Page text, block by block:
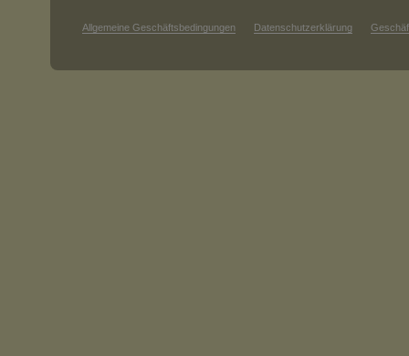
Allgemeine Geschäftsbedingungen Datenschutzerklärung